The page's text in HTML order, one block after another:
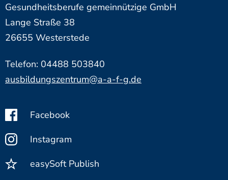
Gesundheitsberufe gemeinnützige GmbH
Lange Straße 38
26655 Westerstede
Telefon: 04488 503840
ausbildungszentrum@a-a-f-g.de
Facebook
Instagram
easySoft Publish